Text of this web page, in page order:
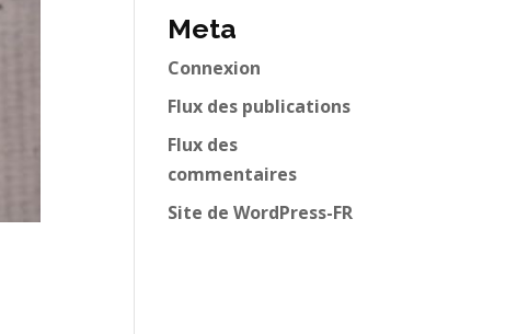
Meta
Connexion
Flux des publications
Flux des
commentaires
Site de WordPress-FR